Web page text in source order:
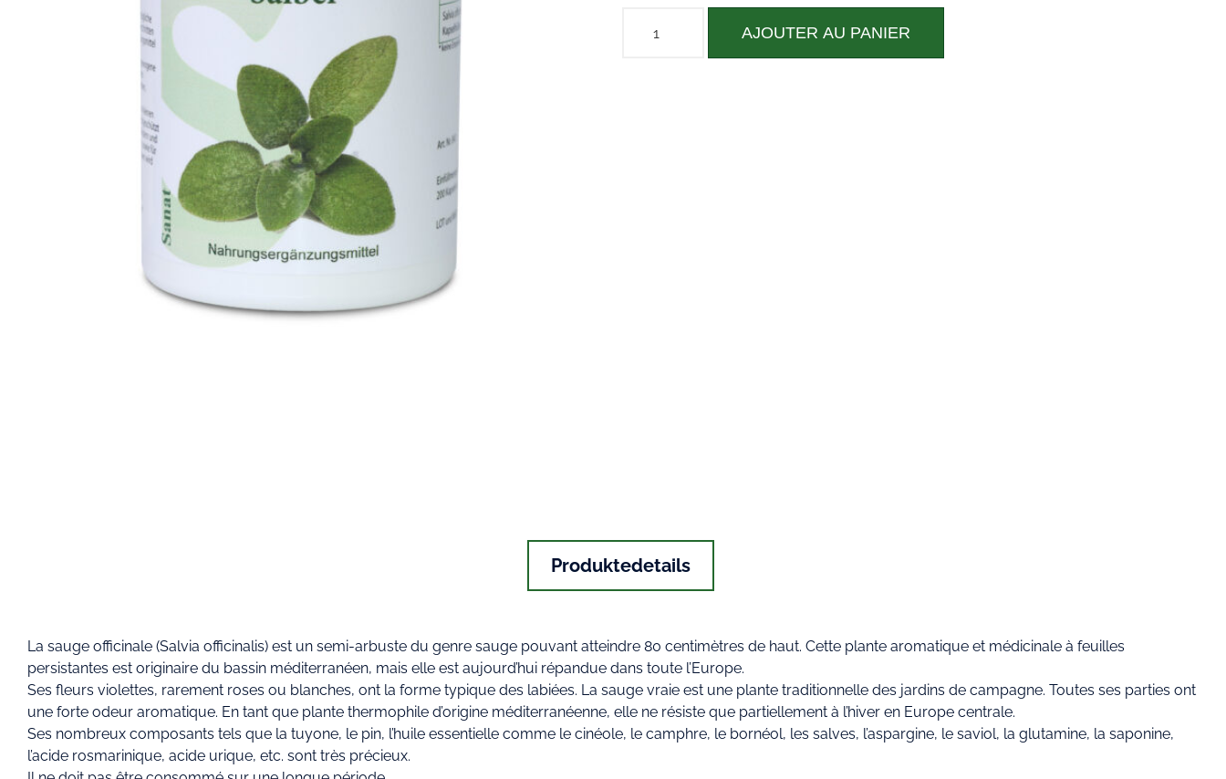
AJOUTER AU PANIER
Produktedetails
La sauge officinale (Salvia officinalis) est un semi-arbuste du genre sauge pouvant atteindre 80 centimètres de haut. Cette plante aromatique et médicinale à feuilles
persistantes est originaire du bassin méditerranéen, mais elle est aujourd’hui répandue dans toute l’Europe.
Ses fleurs violettes, rarement roses ou blanches, ont la forme typique des labiées. La sauge vraie est une plante traditionnelle des jardins de campagne. Toutes ses parties ont
une forte odeur aromatique. En tant que plante thermophile d’origine méditerranéenne, elle ne résiste que partiellement à l’hiver en Europe centrale.
Ses nombreux composants tels que la tuyone, le pin, l’huile essentielle comme le cinéole, le camphre, le bornéol, les salves, l’aspargine, le saviol, la glutamine, la saponine,
l’acide rosmarinique, acide urique, etc. sont très précieux.